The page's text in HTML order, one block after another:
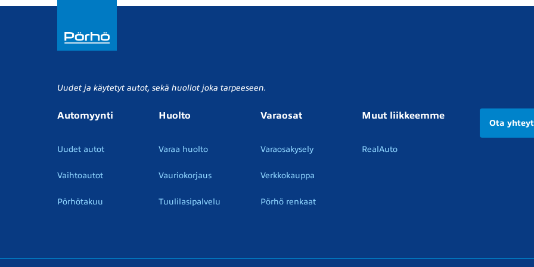
Uudet ja käytetyt autot, sekä huollot joka tarpeeseen.
Automyynti
Uudet autot
Vaihtoautot
Pörhötakuu
Huolto
Varaa huolto
Vauriokorjaus
Tuulilasipalvelu
Varaosat
Varaosakysely
Verkkokauppa
Pörhö renkaat
Muut liikkeemme
RealAuto
Ota